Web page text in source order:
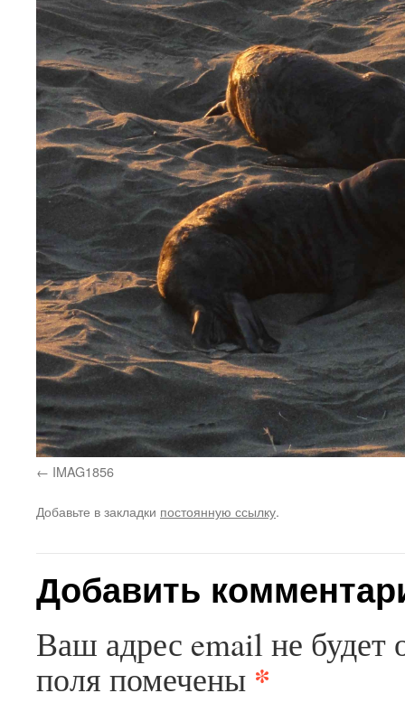
IMAG1856
Добавьте в закладки постоянную ссылку.
Добавить
Ваш адрес email не будет
поля помечены *